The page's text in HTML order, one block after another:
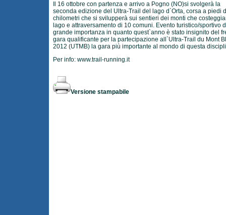
Il 16 ottobre con partenza e arrivo a Pogno (NO)si svolgerà la
seconda edizione del Ultra-Trail del lago d`Orta, corsa a piedi
chilometri che si svilupperà sui sentieri dei monti che
lago e attraversamento di 10 comuni. Evento turistico/sportivo
grande importanza in quanto quest`anno è stato insignito del
gara qualificante per la partecipazione all`Ultra-Trail du Mont
2012 (UTMB) la gara più importante al mondo di questa
Per info: www.trail-running.it
Versione stampabile